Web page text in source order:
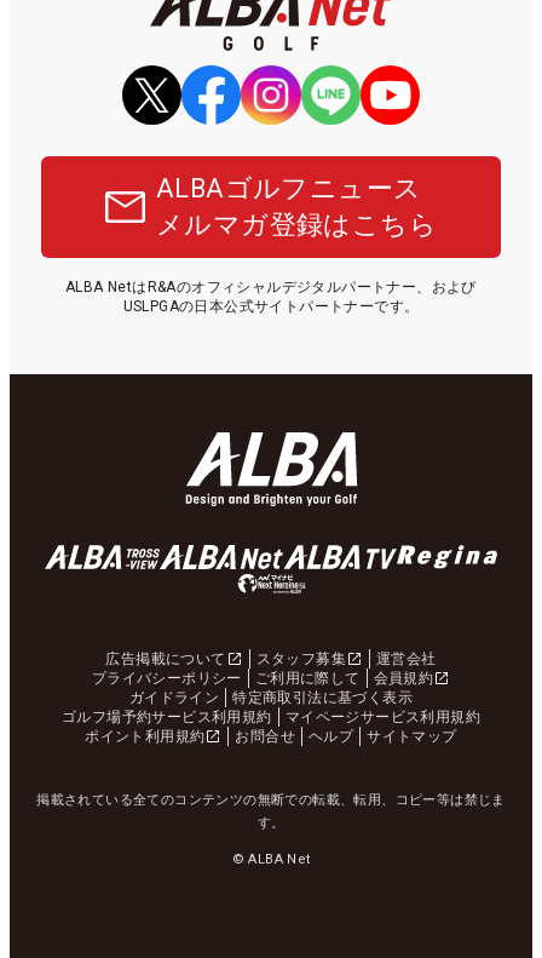
ALBAゴルフニュース
メルマガ登録はこちら
ALBA NetはR&Aのオフィシャルデジタルパートナー、および
USLPGAの日本公式サイトパートナーです。
広告掲載について スタッフ募集
運営会社
プライバシーポリシー
ご利用に際して
会員規約
ガイドライン
特定商取引法に基づく表示
ゴルフ場予約サービス利用規約
マイページサービス利用規約
ポイント利用規約
お問合せ ヘルプ サイトマップ
掲載されている全てのコンテンツの無断での転載、転用、コピー等は禁じま
す。
© ALBA Net